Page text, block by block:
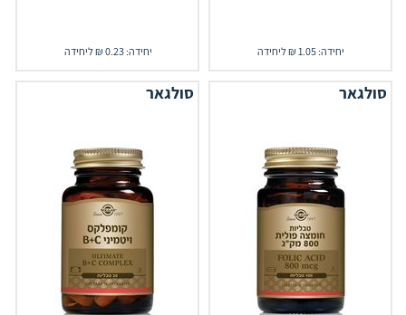
יחידה: 1.05 ₪ ליחידה יחידה: 0.23 ₪ ליחידה
סולגאר סולגאר